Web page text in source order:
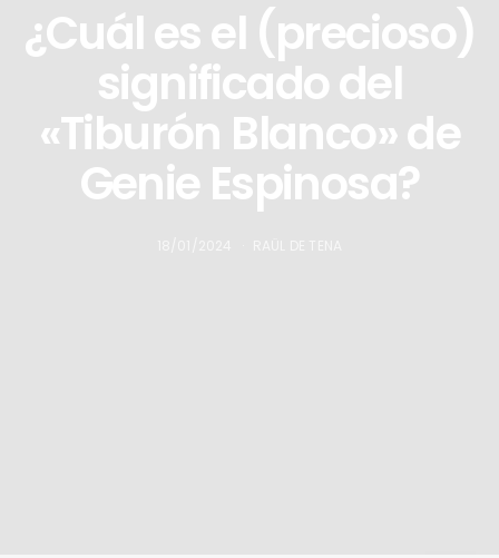
¿Cuál es el (precioso)
significado del
«Tiburón Blanco» de
Genie Espinosa?